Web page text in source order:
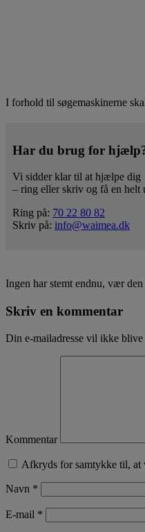
I forhold til søgemaskinerne
Har du brug for
Vi sidder klar til at hjælpe dig
– ring eller skriv og få en helt
Ring på: 70 22 80 82
Skriv på: info@waimea.dk
Ingen har stemt endnu, vær den
Skriv en kommentar
Din e-mailadresse vil ikke blive
Kommentar
Afkryds for samtykke til, at
Navn *
E-mail *